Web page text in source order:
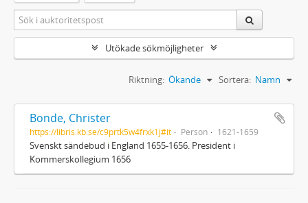
Utökade sökmöjligheter
Sortera: Namn
Riktning: Ökande
Bonde, Christer
https://libris.kb.se/c9prtk5w4frxk1j#it Person 1621-1659
Svenskt sändebud i England 1655-1656. President i
Kommerskollegium 1656